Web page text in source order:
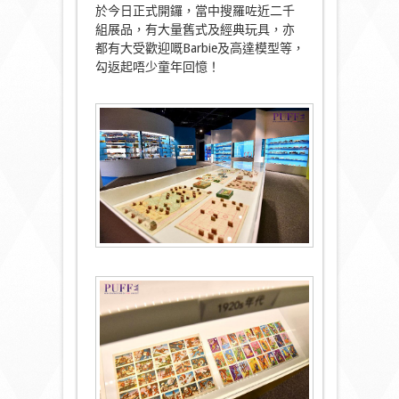
於今日正式開鑼，當中搜羅咗近二千
組展品，有大量舊式及經典玩具，亦
都有大受歡迎嘅Barbie及高達模型等，
勾返起唔少童年回憶！